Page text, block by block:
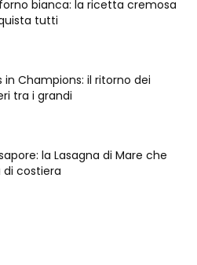
bianca: la ricetta cremosa
tutti
in Champions: il ritorno dei
tra i grandi
la Lasagna di Mare che
costiera